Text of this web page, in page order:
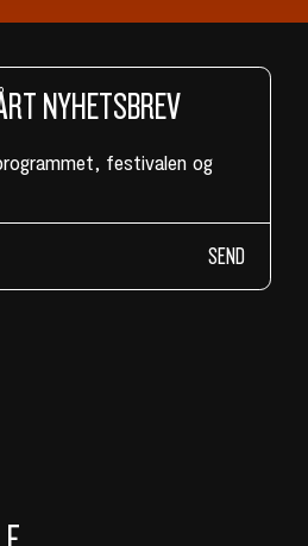
NYHETSBREV
festivalen og
SEND